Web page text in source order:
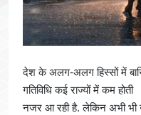
देश के अलग-अलग हिस्सों में
गतिविधि कई राज्यों में कम होती
नजर आ रही है. लेकिन अभी भी